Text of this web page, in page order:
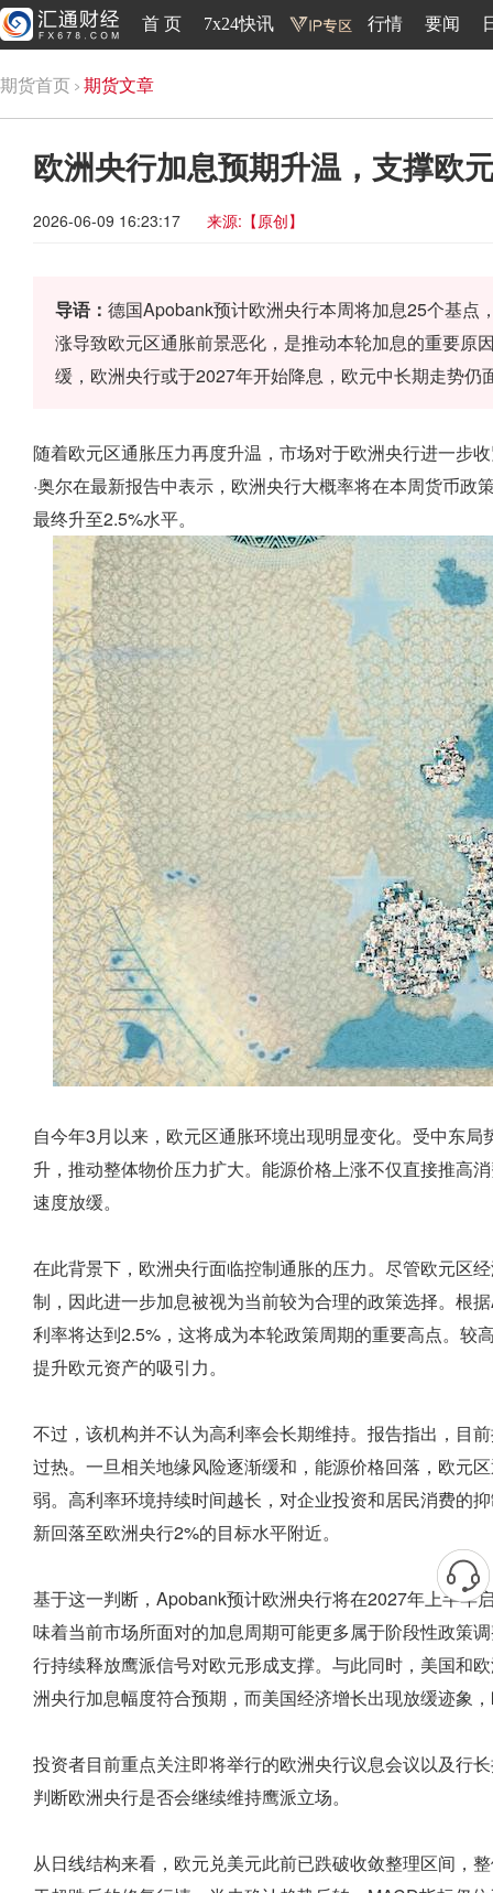
首 页 7x24快讯 行情 要闻
期货首页 期货文章
欧洲央行加息预期升温，支撑欧
2026-06-09 16:23:17 来源:【原创】
导语： 德国Apobank预计欧洲央行本周将加息25个基点
涨导致欧元区通胀前景恶化，是推动本轮加息的重要原
缓，欧洲央行或于2027年开始降息，欧元中长期走势仍
随着欧元区通胀压力再度升温，市场对于欧洲央行进一步
·奥尔在最新报告中表示，欧洲央行大概率将在本周货币
最终升至2.5%水平。
自今年3月以来，欧元区通胀环境出现明显变化。受中东
升，推动整体物价压力扩大。能源价格上涨不仅直接推高
速度放缓。
在此背景下，欧洲央行面临控制通胀的压力。尽管欧元区
制，因此进一步加息被视为当前较为合理的政策选择。根
利率将达到2.5%，这将成为本轮政策周期的重要高点。较
提升欧元资产的吸引力。
不过，该机构并不认为高利率会长期维持。报告指出，目
过热。一旦相关地缘风险逐渐缓和，能源价格回落，欧元
弱。高利率环境持续时间越长，对企业投资和居民消费的
新回落至欧洲央行2%的目标水平附近。
基于这一判断，Apobank预计欧洲央行将在2027年上半年
味着当前市场所面对的加息周期可能更多属于阶段性政策
行持续释放鹰派信号对欧元形成支撑。与此同时，美国和
洲央行加息幅度符合预期，而美国经济增长出现放缓迹象
投资者目前重点关注即将举行的欧洲央行议息会议以及行
判断欧洲央行是否会继续维持鹰派立场。
从日线结构来看，欧元兑美元此前已跌破收敛整理区间，